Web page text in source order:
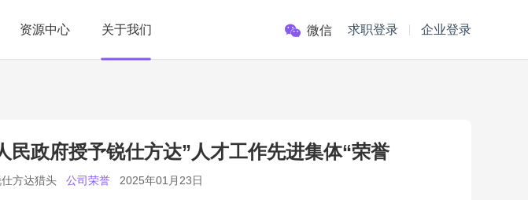
资源中心 关于我们 微信 求职登录 企业登录
民政府授予锐仕方达”人才工作先进集体“荣誉
方达猎头 公司荣誉 2025年01月23日